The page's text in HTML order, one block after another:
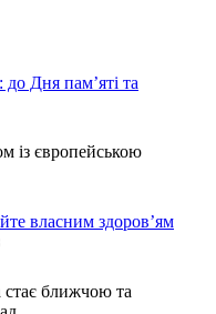
до Дня пам’яті та
із європейською
власним здоров’ям
стає ближчою та